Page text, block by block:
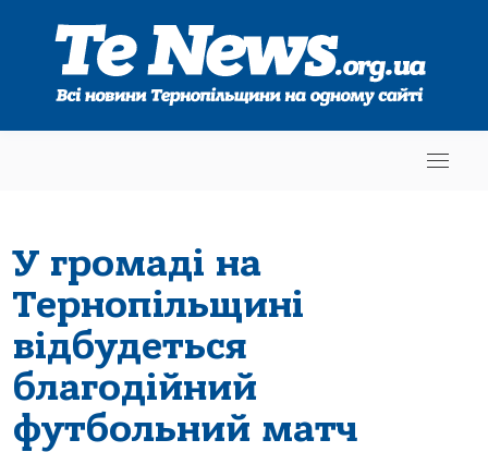
У громаді на
Тернопільщині
відбудеться
благодійний
футбольний матч